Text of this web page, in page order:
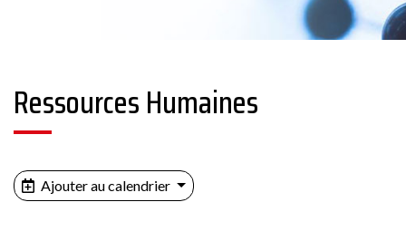
Ressources Humaines
Ajouter au calendrier